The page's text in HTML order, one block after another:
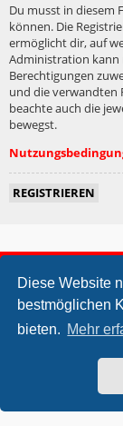
Diese Website
bestmöglichen
bieten. Mehr
Du musst in diesem
können. Die
ermöglicht dir, auf
Administration kann
Berechtigungen
und die verwandten
beachte auch die
bewegst.
REGISTRIEREN
metrolike style